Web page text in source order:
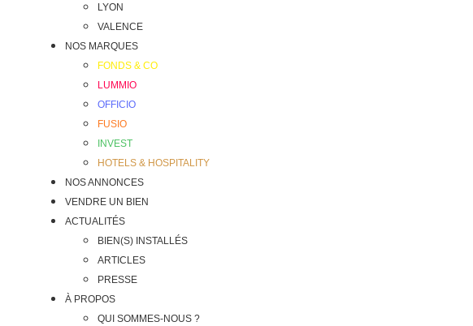
LYON
VALENCE
NOS MARQUES
FONDS & CO
LUMMIO
OFFICIO
FUSIO
INVEST
HOTELS & HOSPITALITY
NOS ANNONCES
VENDRE UN BIEN
ACTUALITÉS
BIEN(S) INSTALLÉS
ARTICLES
PRESSE
À PROPOS
QUI SOMMES-NOUS ?